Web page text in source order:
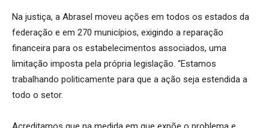
Na justiça, a Abrasel moveu ações em todos os estados da
federação e em 270 municípios, exigindo a reparação
financeira para os estabelecimentos associados, uma
limitação imposta pela própria legislação. “Estamos
trabalhando politicamente para que a ação seja estendida a
todo o setor.